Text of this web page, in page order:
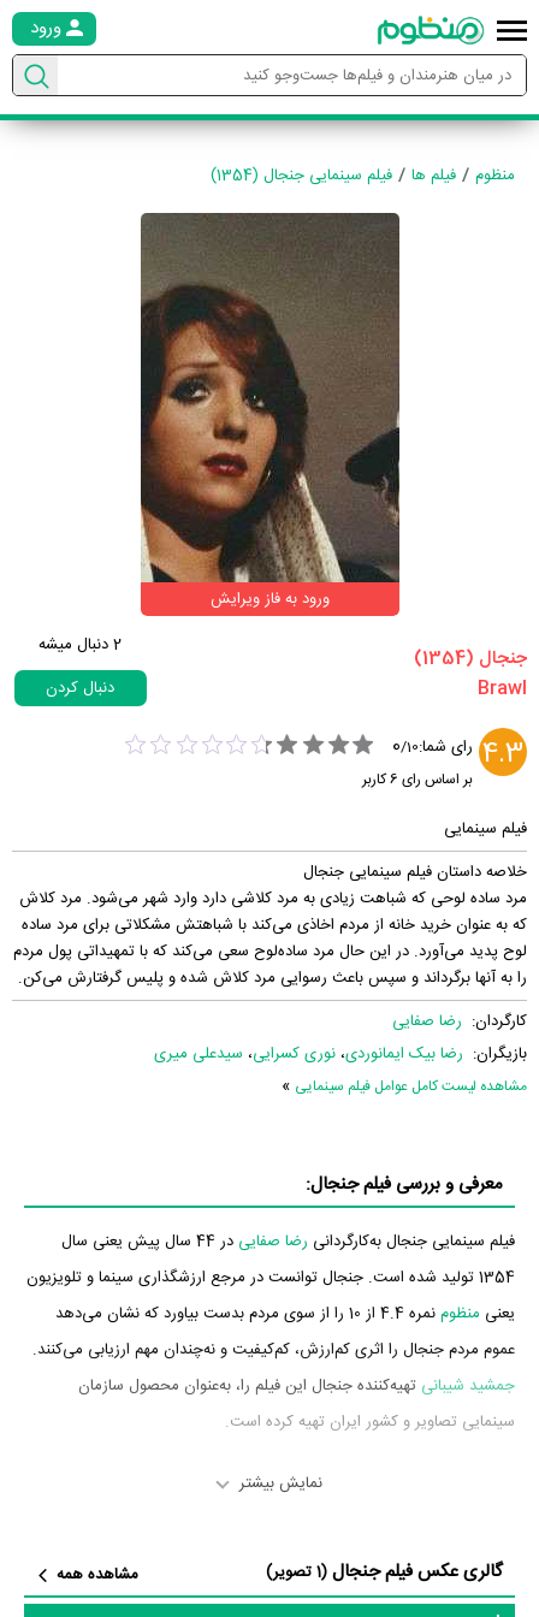
ورود
منظوم فیلم ها فیلم سینمایی جنجال (1354)
ورود به فاز ویرایش
‏جنجال‏ (1354)
2دنبال میشه
دنبال کردن
4.3 رای شما: 0/10
بر اساس رای 6کاربر
فیلم سینمایی
خلاصه داستان فیلم سینمایی جنجال
مرد ساده لوحی که شباهت زیادی به مرد کلاشی دارد وارد شهر می‌شود. مرد کلاش
که به عنوان خرید خانه از مردم اخاذی می‌کند با شباهتش مشکلاتی برای مرد ساده
لوح پدید می‌آورد. در این حال مرد ساده‌لوح سعی می‌کند که با تمهیداتی پول مردم
را به آنها برگرداند و سپس باعث رسوایی مرد کلاش شده و پلیس گرفتارش می‌کن.
کارگردان: رضا صفایی
بازیگران: رضا بیک ایمانوردی، نوری کسرایی، سیدعلی میری
مشاهده لیست کامل عوامل فیلم سینمایی »
معرفی و بررسی فیلم جنجال:
فیلم سینمایی جنجال به‌کارگردانی رضا صفایی
در 44 سال پیش یعنی سال
1354 تولید شده است. جنجال توانست در مرجع ارزشگذاری سینما و تلویزیون
یعنی منظوم
نمره 4.4 از 10 را از سوی مردم بدست بیاورد که نشان می‌دهد
عموم مردم جنجال را اثری کم‌ارزش، کم‌کیفیت و نه‌چندان مهم ارزیابی می‌کنند.
جمشید شیبانی تهیه‌کننده جنجال این فیلم را، به‌عنوان محصول سازمان
سینمایی تصاویر و کشور ایران تهیه کرده است.
ایمانوردیدر نقش علی، رضاقلی،نوری کسرایی در نقش سامیه،سیدعلی میری
در نقش عزت،گیتی فروهر،سیمین غفاریدر نقش شیرین،اسماعیل شیرازیو
نمایش بیشتر
گالری عکس فیلم جنجال(1 تصویر)
مشاهده همه